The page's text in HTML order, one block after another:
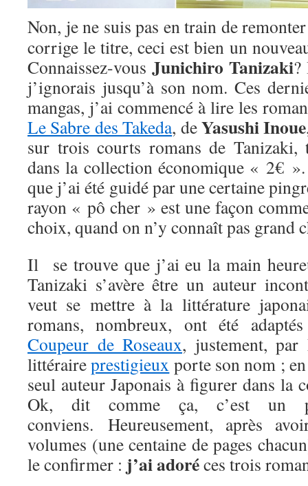
Non, je ne suis pas en train de
corrige le titre, ceci est bien un
Connaissez-vous Junichiro Tanizaki?
j’ignorais jusqu’à son nom. Ces
mangas, j’ai commencé à lire les
Le Sabre des Takeda, deYasushi Inoue
sur trois courts romans de Tanizaki,
dans la collection économique « 2€
que j’ai été guidé par une certaine
rayon « pô cher » est une façon
choix, quand on n’y connaît pas grand
Il se trouve que j’ai eu la main
Tanizaki s’avère être un auteur
veut se mettre à la littérature
romans, nombreux, ont été
Coupeur de Roseaux, justement,
littéraireprestigieux porte son nom ;
seul auteur Japonais à figurer dans la
Ok, dit comme ça, c’est un
conviens. Heureusement, après
volumes (une centaine de pages
le confirmer : j’ai adoréces trois